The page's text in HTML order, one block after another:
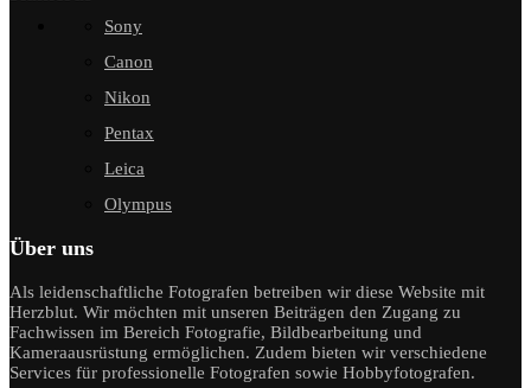
Sony
Canon
Nikon
Pentax
Leica
Olympus
Über uns
Als leidenschaftliche Fotografen betreiben wir diese Website mit
Herzblut. Wir möchten mit unseren Beiträgen den Zugang zu
Fachwissen im Bereich Fotografie, Bildbearbeitung und
Kameraausrüstung ermöglichen. Zudem bieten wir verschiedene
Services für professionelle Fotografen sowie Hobbyfotografen.